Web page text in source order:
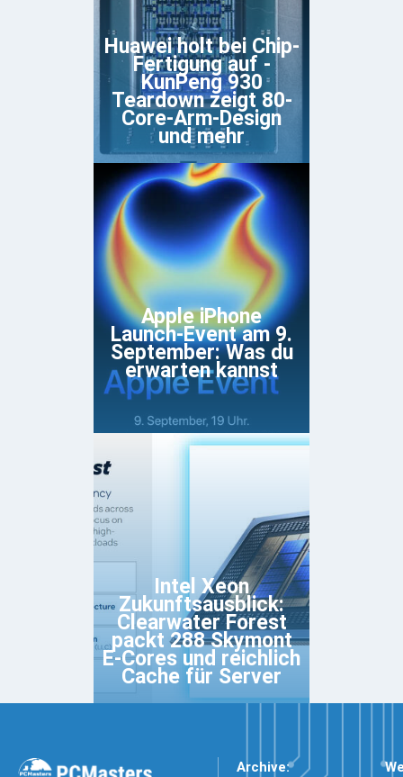
Huawei holt bei Chip-
Fertigung auf -
KunPeng 930
Teardown zeigt 80-
Core-Arm-Design
und mehr
Apple iPhone
Launch-Event am 9.
September: Was du
erwarten kannst
Intel Xeon
Zukunftsausblick:
Clearwater Forest
packt 288 Skymont
E-Cores und reichlich
Cache für Server
Archive: